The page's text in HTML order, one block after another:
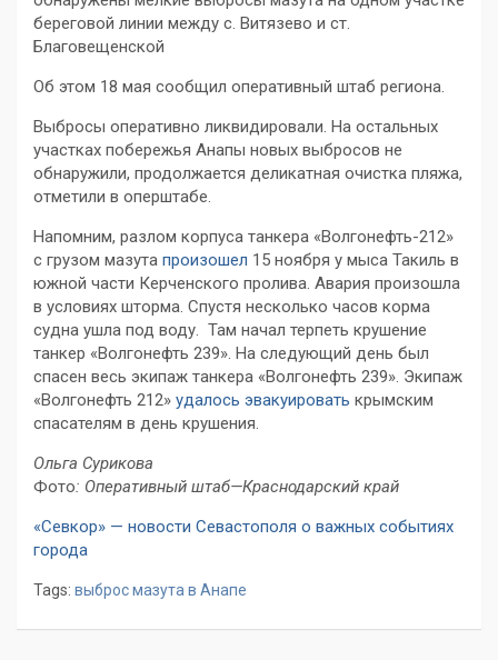
береговой линии между с. Витязево и ст.
Благовещенской
Об этом 18 мая сообщил оперативный штаб региона.
Выбросы оперативно ликвидировали. На остальных
участках побережья Анапы новых выбросов не
обнаружили, продолжается деликатная очистка пляжа,
отметили в оперштабе.
Напомним, разлом корпуса танкера «Волгонефть-212»
с грузом мазута произошел 15 ноября у мыса Такиль в
южной части Керченского пролива. Авария произошла
в условиях шторма. Спустя несколько часов корма
судна ушла под воду. Там начал терпеть крушение
танкер «Волгонефть 239». На следующий день был
спасен весь экипаж танкера «Волгонефть 239». Экипаж
«Волгонефть 212» удалось эвакуировать крымским
спасателям в день крушения.
Ольга Сурикова
Фото: Оперативный штаб—Краснодарский край
«Севкор» — новости Севастополя о важных событиях
города
Tags: выброс мазута в Анапе